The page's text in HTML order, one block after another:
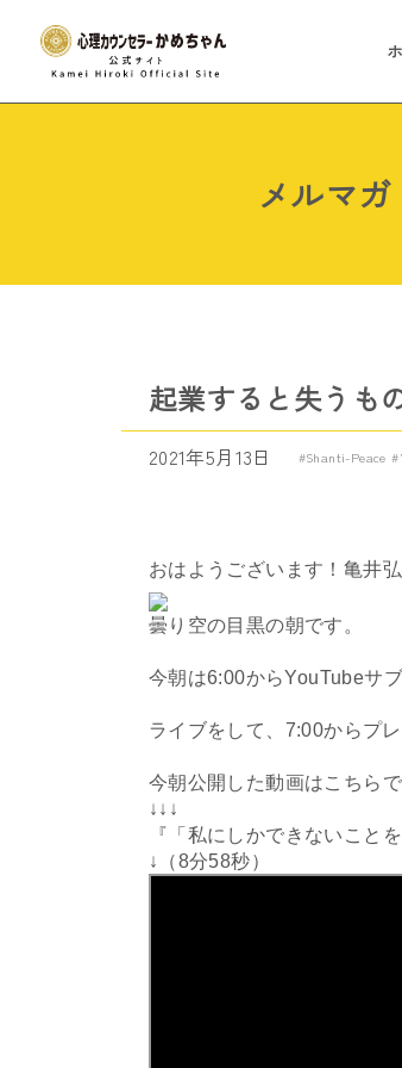
メルマガ
起業すると失うも
2021年5月13日 Shanti-Peace
おはようございます！亀井弘
曇り空の目黒の朝です。
今朝は6:00からYouTubeサ
ライブをして、7:00からプ
今朝公開した動画はこちらで
↓↓↓
『「私にしかできないこと
↓（8分58秒）